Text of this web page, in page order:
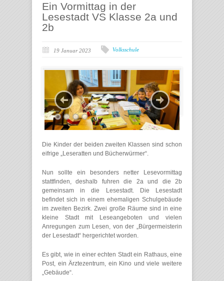
Ein Vormittag in der
Lesestadt VS Klasse 2a und
2b
19 Januar 2023 Volksschule
Die Kinder der beiden zweiten Klassen sind schon
eifrige „Leseratten und Bücherwürmer“.
Nun sollte ein besonders netter Lesevormittag
stattfinden, deshalb fuhren die 2a und die 2b
gemeinsam in die Lesestadt. Die Lesestadt
befindet sich in einem ehemaligen Schulgebäude
im zweiten Bezirk. Zwei große Räume sind in eine
kleine Stadt mit Leseangeboten und vielen
Anregungen zum Lesen, von der „Bürgermeisterin
der Lesestadt“ hergerichtet worden.
Es gibt, wie in einer echten Stadt ein Rathaus, eine
Post, ein Ärztezentrum, ein Kino und viele weitere
„Gebäude“.